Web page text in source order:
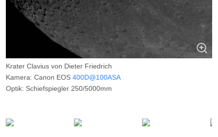
Krater Clavius von Dieter Friedrich
Kamera: Canon EOS 400D@100ASA
Optik: Schiefspiegler 250/5000mm
Ort: Essen